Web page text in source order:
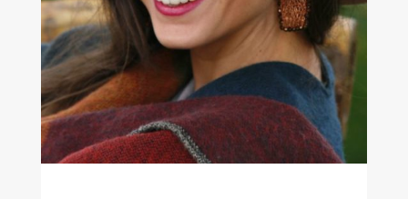
Il mio compito è quello di far vivere
ai tuoi figli un’esperienza
indimenticabile attraverso la
natura, grazie al gioco come forma
di scoperta.
La natura infatti
non è soltanto